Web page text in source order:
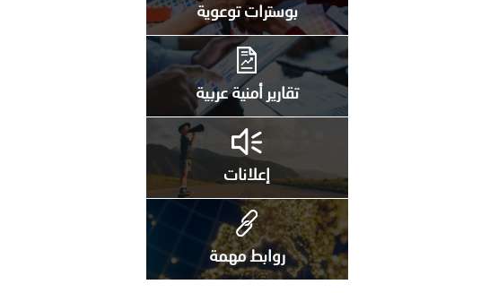
بوسترات توعوية
تقارير أمنية عربية
إعلانات
روابط مهمة